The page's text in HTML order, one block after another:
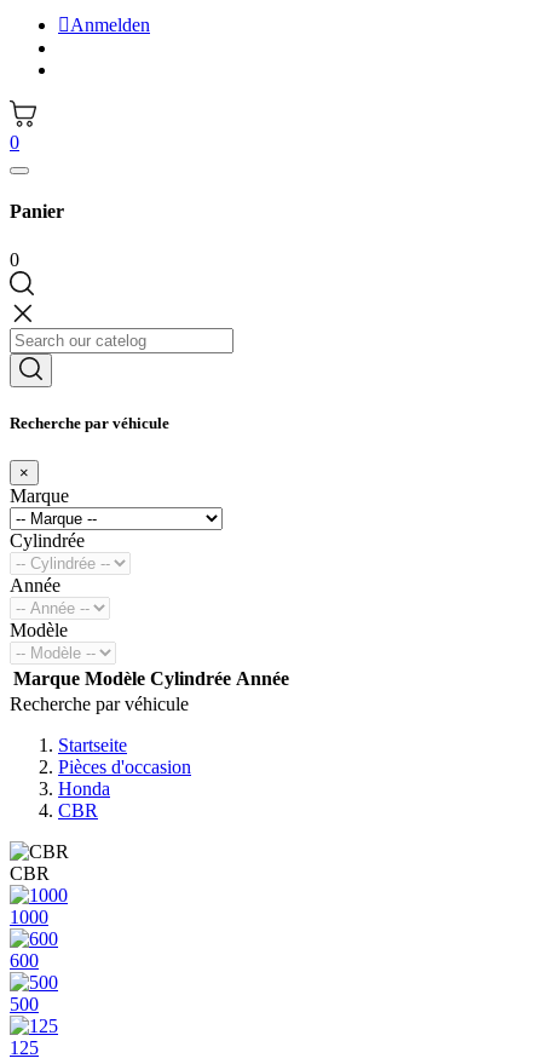
Anmelden
0
Panier
0
Recherche par véhicule
×
Marque
Cylindrée
Année
Modèle
Marque Modèle Cylindrée Année
Recherche par véhicule
Startseite
Pièces d'occasion
Honda
CBR
CBR
1000
600
500
125